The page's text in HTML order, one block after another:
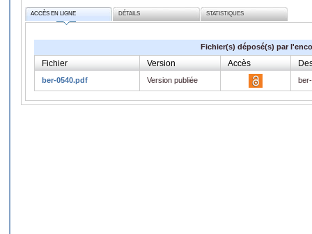
ACCÈS EN LIGNE DÉTAILS STATISTIQUES
Fichier(s) déposé(s) par
Fichier Version Accès
ber-0540.pdf Version publiée